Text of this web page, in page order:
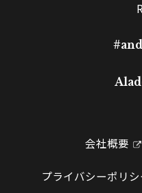
会社概要
プライバシーポリシ